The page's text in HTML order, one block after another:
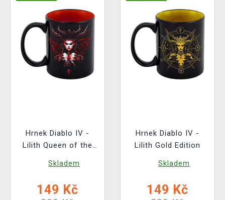
Hrnek Diablo IV -
Lilith Queen of the
Skladem
149 Kč
Hrnek Diablo IV -
Lilith Gold Edition
Skladem
149 Kč